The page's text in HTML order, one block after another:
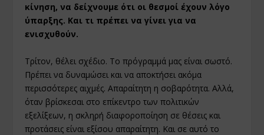
κίνηση, να δείχνουµε ότι οι θεσµοί έχουν λόγο
ύπαρξης. Και τι πρέπει να γίνει για να
ενισχυθούν.
Τρίτον, θέλει σχέδιο. Το πρόγραµµά µας είναι σωστό.
Πρέπει να δυναµώσει και να αποκτήσει ακόµα
περισσότερες αιχµές. Απαραίτητη η σοβαρότητα. Αλλά,
όταν βρίσκεσαι στο επίκεντρο των πολιτικών
εξελίξεων, η σκληρή διαφοροποίηση σε θέσεις και
προτάσεις είναι εξίσου απαραίτητη. Και σε αυτό το